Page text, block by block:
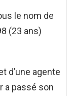
le nom de
(23 ans)
d’une agente
a passé son